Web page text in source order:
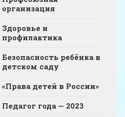
организация
Здоровье и
профилактика
Безопасность ребёнка в
детском саду
«Права детей в России»
Педагог года — 2023